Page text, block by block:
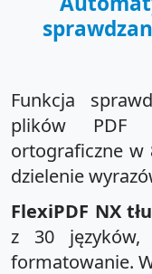
Funkcja
plików PDF
ortograficzne w
dzielenie
FlexiPDF NX
z 30 języków,
formatowanie.